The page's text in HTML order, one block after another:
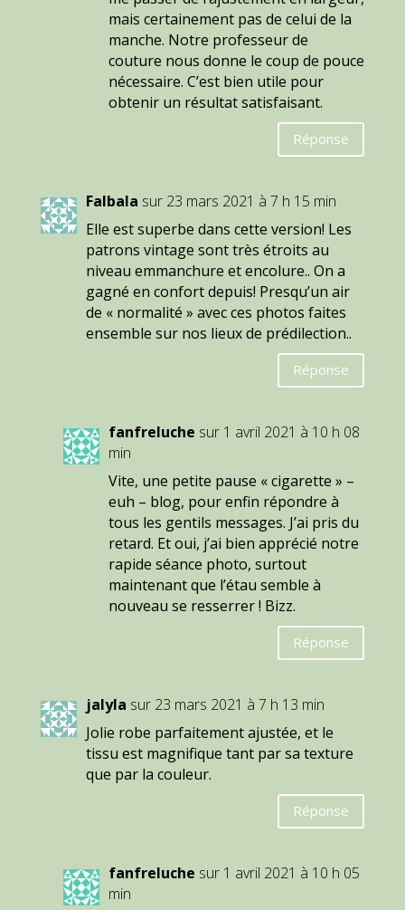
mais certainement pas de celui de la
manche. Notre professeur de
couture nous donne le coup de pouce
nécessaire. C’est bien utile pour
obtenir un résultat satisfaisant.
Réponse
Falbala sur 23 mars 2021 à 7 h 15 min
Elle est superbe dans cette version! Les
patrons vintage sont très étroits au
niveau emmanchure et encolure.. On a
gagné en confort depuis! Presqu’un air
de « normalité » avec ces photos faites
ensemble sur nos lieux de prédilection..
Réponse
fanfreluche sur 1 avril 2021 à 10 h 08
min
Vite, une petite pause « cigarette » –
euh – blog, pour enfin répondre à
tous les gentils messages. J’ai pris du
retard. Et oui, j’ai bien apprécié notre
rapide séance photo, surtout
maintenant que l’étau semble à
nouveau se resserrer ! Bizz.
Réponse
jalyla sur 23 mars 2021 à 7 h 13 min
Jolie robe parfaitement ajustée, et le
tissu est magnifique tant par sa texture
que par la couleur.
Réponse
fanfreluche sur 1 avril 2021 à 10 h 05
min